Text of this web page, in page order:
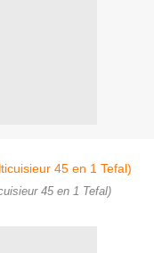
45 en 1 Tefal)